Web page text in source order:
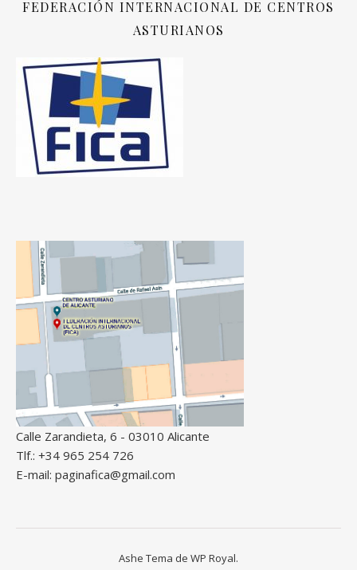
FEDERACIÓN INTERNACIONAL DE CENTROS
ASTURIANOS
Calle Zarandieta, 6 - 03010 Alicante
Tlf.: +34 965 254 726
E-mail: paginafica@gmail.com
Ashe Tema de WP Royal.